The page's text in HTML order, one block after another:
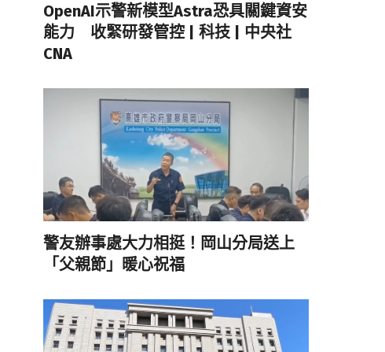
OpenAI示警新模型Astra恐具關鍵資安
能力 收緊研發管控 | 科技 | 中央社
CNA
警友辦事處大力相挺！岡山分局送上
「父親節」暖心祝福